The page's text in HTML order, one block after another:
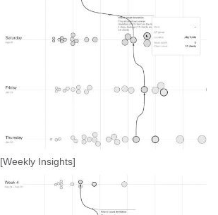
[Weekly Insights]